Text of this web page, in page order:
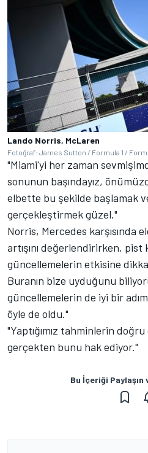
Lando Norris, McLaren
Fotoğraf: James Sutton / Formula 1 /
"Miami'yi her zaman
sonunun başındayız,
elbette bu şekilde başlamak
gerçekleştirmek güzel."
Norris, Mercedes karşısında
artışını değerlendirirken,
güncellemelerin etkisine
Buranın bize uyduğunu
güncellemelerin de iyi bir
öyle de oldu."
"Yaptığımız tahminlerin doğru
gerçekten bunu hak ediyor."
Bu İçeriği Paylaşın